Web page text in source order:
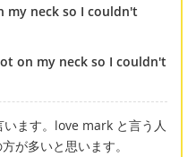
my neck so I couldn't
on my neck so I couldn't
います。love mark と言う人
が多いと思います。